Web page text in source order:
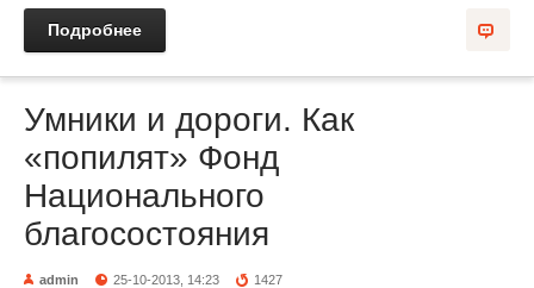
Подробнее
Умники и дороги. Как
«попилят» Фонд
Национального
благосостояния
admin 25-10-2013, 14:23 1427